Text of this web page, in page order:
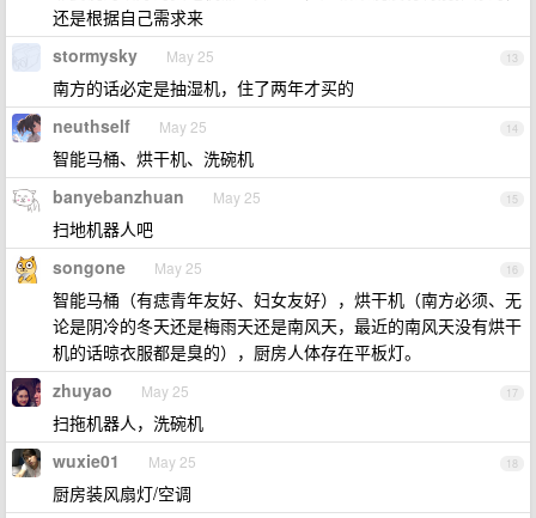
还是根据自己需求来
13
stormysky May 25
南方的话必定是抽湿机，住了两年才买的
14
neuthself May 25
智能马桶、烘干机、洗碗机
15
banyebanzhuan May 25
扫地机器人吧
16
songone May 25
智能马桶（有痣青年友好、妇女友好），烘干机（南方必须、无
论是阴冷的冬天还是梅雨天还是南风天，最近的南风天没有烘干
机的话晾衣服都是臭的），厨房人体存在平板灯。
17
zhuyao May 25
扫拖机器人，洗碗机
18
wuxie01 May 25
厨房装风扇灯/空调